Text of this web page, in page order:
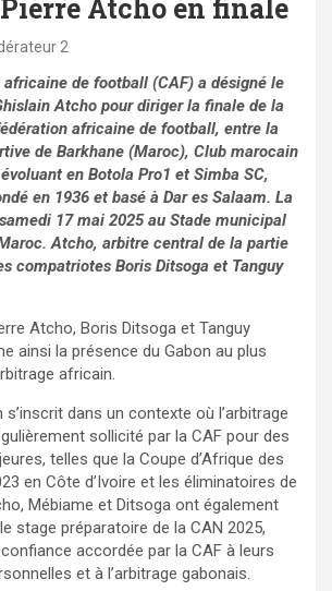
Atcho en finale
2
de football (CAF) a désigné le
Atcho pour diriger la finale de la
africaine de football, entre la
de Barkhane (Maroc), Club marocain
en Botola Pro1 et Simba SC,
en 1936 et basé à Dar es Salaam. La
17 mai 2025 au Stade municipal
Atcho, arbitre central de la partie
compatriotes Boris Ditsoga et Tanguy
Atcho, Boris Ditsoga et Tanguy
ainsi la présence du Gabon au plus
africain.
dans un contexte où l’arbitrage
sollicité par la CAF pour des
telles que la Coupe d’Afrique des
en Côte d’Ivoire et les éliminatoires de
Mébiame et Ditsoga ont également
stage préparatoire de la CAN 2025,
accordée par la CAF à leurs
et à l’arbitrage gabonais.